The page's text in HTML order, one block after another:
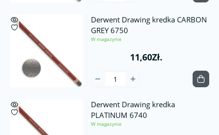
Derwent Drawing kredka CARBON
GREY 6750
W magazynie
11,60Zł.
Derwent Drawing kredka
PLATINUM 6740
W magazynie